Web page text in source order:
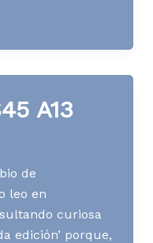
A13
de
leo en
curiosa
edición’ porque,